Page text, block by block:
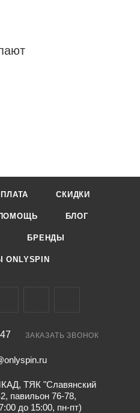
СКИДКИ
БЛОГ
БРЕНДЫ
ЗАКАЗАТЬ ЗВОНОК
ТЯК "Славянский
павильон 76-78,
до 15:00, пн-пт)